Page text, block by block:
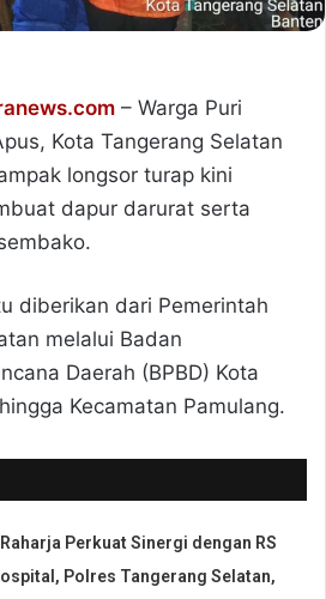
– Warga Puri
Kota Tangerang Selatan
longsor turap kini
dapur darurat serta
diberikan dari Pemerintah
melalui Badan
Daerah (BPBD) Kota
Kecamatan Pamulang.
Perkuat Sinergi dengan RS
Polres Tangerang Selatan,